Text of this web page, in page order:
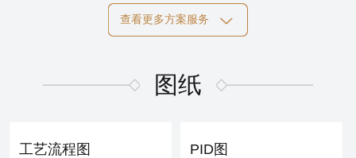
定期清洗优惠
立即购买
服务承诺：包修改
标书制作
文件编写
服务内容：
查看更多方案服务
图纸
工艺流程图 PID图